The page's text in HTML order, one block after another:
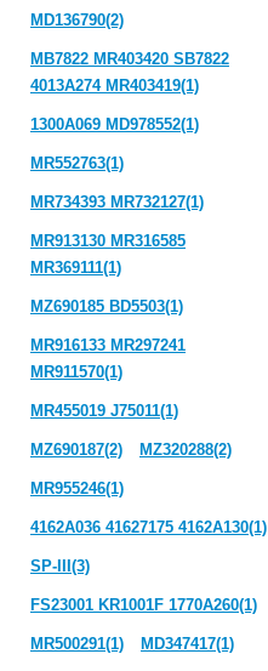
MD136790(2)
MB7822 MR403420 SB7822
4013A274 MR403419(1)
1300A069 MD978552(1)
MR552763(1)
MR734393 MR732127(1)
MR913130 MR316585
MR369111(1)
MZ690185 BD5503(1)
MR916133 MR297241
MR911570(1)
MR455019 J75011(1)
MZ690187(2) MZ320288(2)
MR955246(1)
4162A036 41627175 4162A130(1)
SP-III(3)
FS23001 KR1001F 1770A260(1)
MR500291(1) MD347417(1)